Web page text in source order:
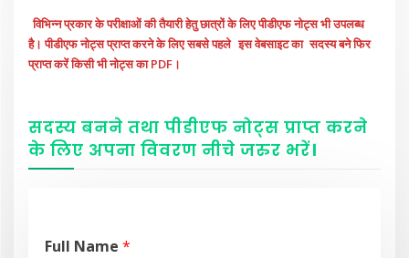
विभिन्न प्रकार के परीक्षाओं की तैयारी हेतु छात्रों के लिए पीडीएफ नोट्स भी उपलब्ध
है। पीडीएफ नोट्स प्राप्त करने के लिए सबसे पहले इस वेबसाइट का सदस्य बने फिर
प्राप्त करें किसी भी नोट्स का PDF।
सदस्य बनने तथा पीडीएफ नोट्स प्राप्त करने
के लिए अपना विवरण नीचेजरुर भरें।
Full Name *